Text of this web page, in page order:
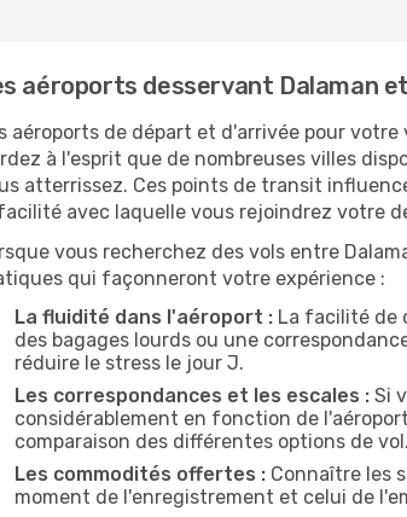
aéroports desservant Dalaman
aéroports de départ et d'arrivée pour
à l'esprit que de nombreuses villes
atterrissez. Ces points de transit
avec laquelle vous rejoindrez votre
vous recherchez des vols entre
qui façonneront votre expérience :
La fluidité dans l'aéroport : La facilité de
des bagages lourds ou une
réduire le stress le jour J.
Les correspondances et les escales : Si
considérablement en fonction de
comparaison des différentes options de vol.
Les commodités offertes : Connaître les
moment de l'enregistrement et celui de